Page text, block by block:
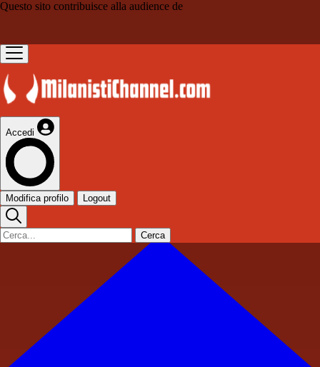
Questo sito contribuisce alla audience de
Accedi
Modifica profilo Logout
Cerca